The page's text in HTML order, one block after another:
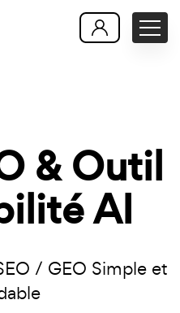
& Outil
AI
/ GEO Simple et